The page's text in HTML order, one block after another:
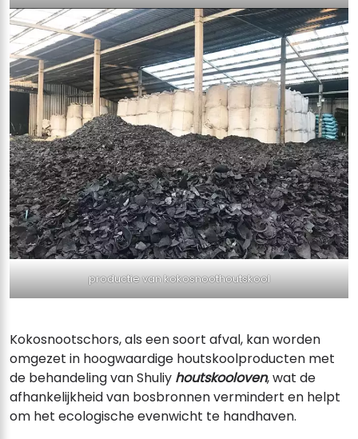
productie van kokosnoothoutskool
Kokosnootschors, als een soort afval, kan worden
omgezet in hoogwaardige houtskoolproducten met
de behandeling van Shuliy houtskooloven, wat de
afhankelijkheid van bosbronnen vermindert en helpt
om het ecologische evenwicht te handhaven.